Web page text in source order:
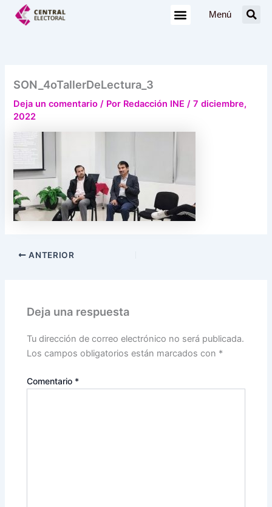
Menú
SON_4oTallerDeLectura_3
Deja un comentario / Por Redacción INE/7 diciembre,
2022
ANTERIOR
Deja una respuesta
Tu dirección de correo electrónico no será publicada.
Los campos obligatorios están marcados con *
Comentario *